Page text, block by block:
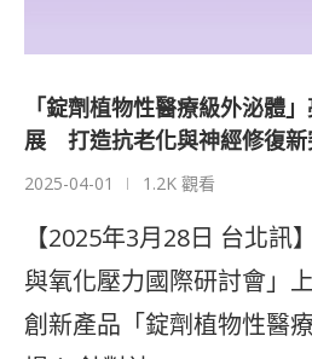
「錠劑植物性醫療級外泌體
展 打造抗老化與神經修復新
2025-04-01 1.2K 觀看
【2025年3月28日 台北訊
與氧化壓力國際研討會」
創新產品「錠劑植物性醫